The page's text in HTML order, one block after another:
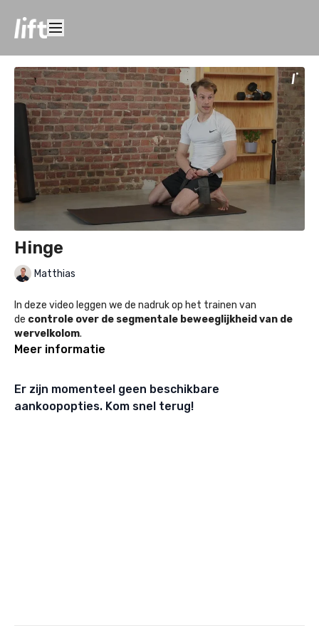
Hinge
Matthias
In deze video leggen we de nadruk op het trainen van
de controle over de segmentale beweeglijkheid van de
wervelkolom.
Meer informatie
Er zijn momenteel geen beschikbare
aankoopopties. Kom snel terug!